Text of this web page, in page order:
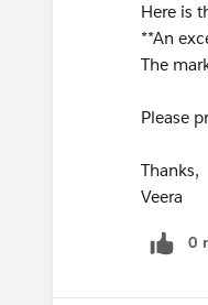
Here is
**An
The
Please
Thanks,
Veera
0